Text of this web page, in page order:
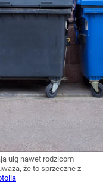
ulg nawet rodzicom
że to sprzeczne z